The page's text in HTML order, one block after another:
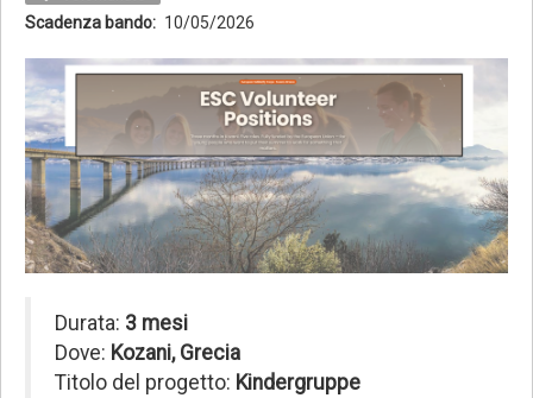
Scadenza bando 10/05/2026
Durata: 3 mesi
Dove: Kozani, Grecia
Titolo del progetto: Kindergruppe